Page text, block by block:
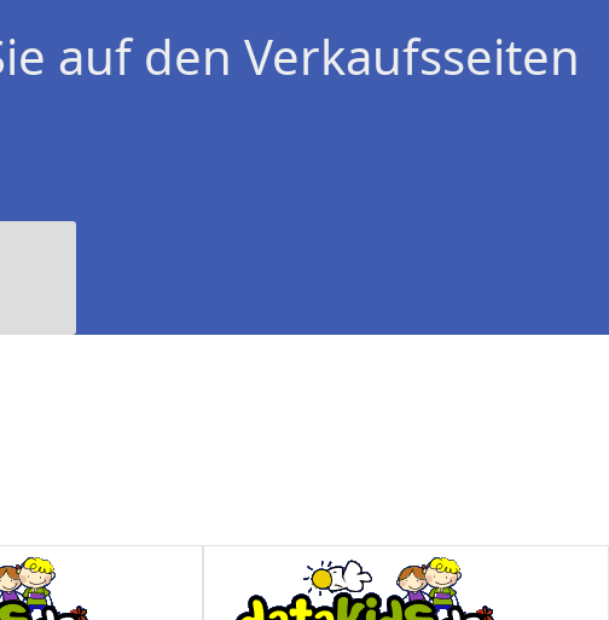
auf den Verkaufsseiten